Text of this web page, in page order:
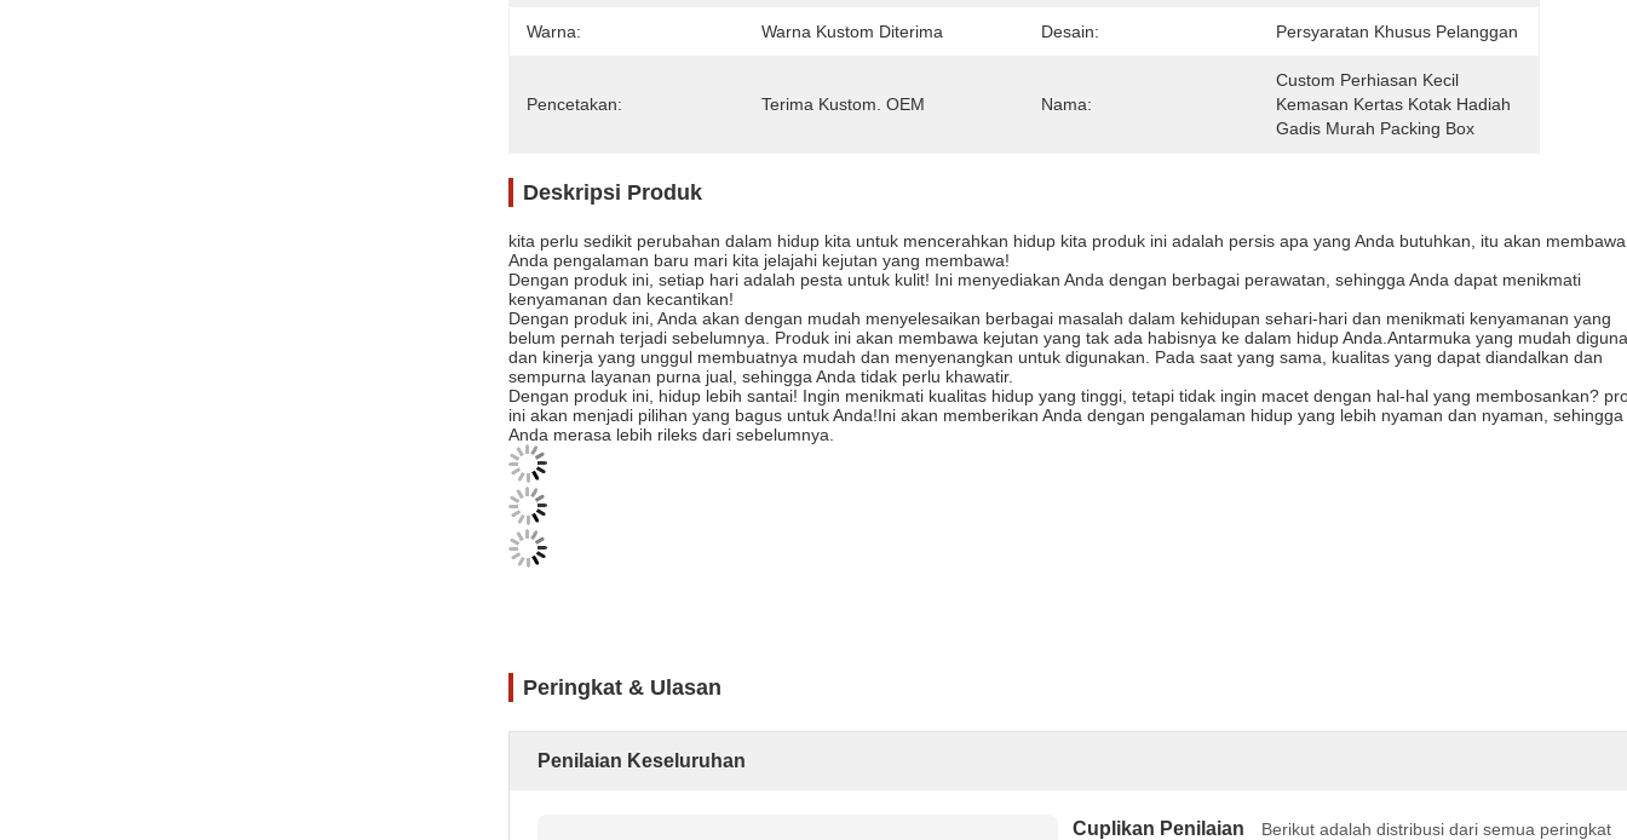
Warna: Warna Kustom Diterima Desain: Persyaratan Khusus Pelanggan
Pencetakan: Terima Kustom. OEM Nama:
Custom Perhiasan Kecil
Kemasan Kertas Kotak Hadiah
Gadis Murah Packing Box
Deskripsi Produk
kita perlu sedikit perubahan dalam hidup kita untuk mencerahkan hidup kita produk ini adalah persis apa yang Anda butuhkan, itu akan membawa
Anda pengalaman baru mari kita jelajahi kejutan yang membawa!
Dengan produk ini, setiap hari adalah pesta untuk kulit! Ini menyediakan Anda dengan berbagai perawatan, sehingga Anda dapat menikmati
kenyamanan dan kecantikan!
Dengan produk ini, Anda akan dengan mudah menyelesaikan berbagai masalah dalam kehidupan sehari-hari dan menikmati kenyamanan yang
belum pernah terjadi sebelumnya. Produk ini akan membawa kejutan yang tak ada habisnya ke dalam hidup Anda.Antarmuka yang mudah
dan kinerja yang unggul membuatnya mudah dan menyenangkan untuk digunakan. Pada saat yang sama, kualitas yang dapat diandalkan dan
sempurna layanan purna jual, sehingga Anda tidak perlu khawatir.
Dengan produk ini, hidup lebih santai! Ingin menikmati kualitas hidup yang tinggi, tetapi tidak ingin macet dengan hal-hal yang membosankan?
ini akan menjadi pilihan yang bagus untuk Anda!Ini akan memberikan Anda dengan pengalaman hidup yang lebih nyaman dan nyaman, sehingga
Anda merasa lebih rileks dari sebelumnya.
Peringkat & Ulasan
Penilaian Keseluruhan
Cuplikan Penilaian
Berikut adalah distribusi dari semua peringkat